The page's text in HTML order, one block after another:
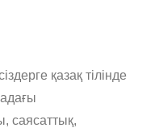
қазақ тілінде
саясаттық,